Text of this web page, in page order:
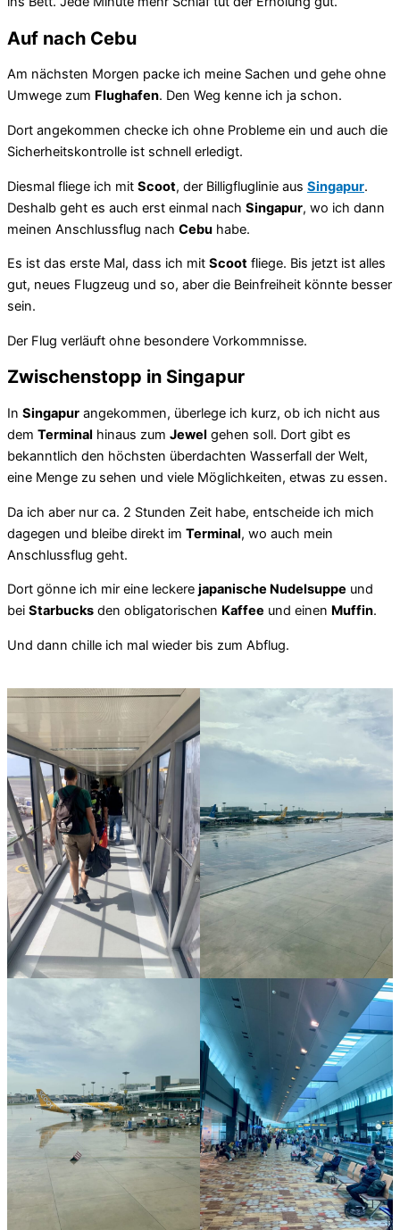
Auf nach Cebu
Am nächsten Morgen packe ich meine Sachen und gehe ohne
Umwege zum Flughafen. Den Weg kenne ich ja schon.
Dort angekommen checke ich ohne Probleme ein und auch die
Sicherheitskontrolle ist schnell erledigt.
Diesmal fliege ich mit Scoot, der Billigfluglinie aus Singapur.
Deshalb geht es auch erst einmal nach Singapur, wo ich dann
meinen Anschlussflug nach Cebu habe.
Es ist das erste Mal, dass ich mit Scoot fliege. Bis jetzt ist alles
gut, neues Flugzeug und so, aber die Beinfreiheit könnte besser
sein.
Der Flug verläuft ohne besondere Vorkommnisse.
Zwischenstopp in Singapur
In Singapur angekommen, überlege ich kurz, ob ich nicht aus
dem Terminal hinaus zum Jewel gehen soll. Dort gibt es
bekanntlich den höchsten überdachten Wasserfall der Welt,
eine Menge zu sehen und viele Möglichkeiten, etwas zu essen.
Da ich aber nur ca. 2 Stunden Zeit habe, entscheide ich mich
dagegen und bleibe direkt im Terminal, wo auch mein
Anschlussflug geht.
Dort gönne ich mir eine leckere japanische Nudelsuppe und
bei Starbucks den obligatorischen Kaffee und einen Muffin.
Und dann chille ich mal wieder bis zum Abflug.